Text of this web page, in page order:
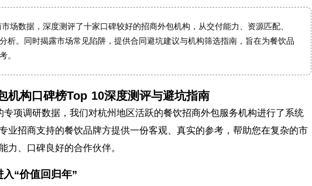
场数据，深度测评了十家口碑较好的招商外包机构，从交付能力、资源匹配、
析。同时揭露市场常见陷阱，提供合同避坑建议与机构筛选指南，旨在为餐饮品
。
机构口碑榜Top 10深度测评与避坑指南
项调研数据，我们对杭州地区活跃的餐饮招商外包服务机构进行了系统
业招商支持的餐饮品牌方提供一份客观、真实的参考，帮助您在复杂的市
力、口碑良好的合作伙伴。
“价值回归年”